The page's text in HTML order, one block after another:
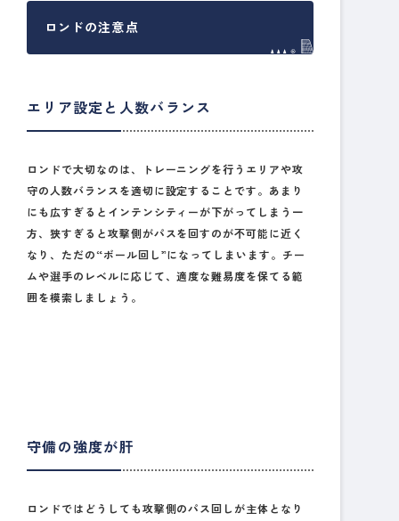
ロンドの注意点
エリア設定と人数バランス
ロンドで大切なのは、トレーニングを行うエリアや攻
守の人数バランスを適切に設定することです。あまり
にも広すぎるとインテンシティーが下がってしまう一
方、狭すぎると攻撃側がパスを回すのが不可能に近く
なり、ただの“ボール回し”になってしまいます。チー
ムや選手のレベルに応じて、適度な難易度を保てる範
囲を模索しましょう。
守備の強度が肝
ロンドではどうしても攻撃側のパス回しが主体となり